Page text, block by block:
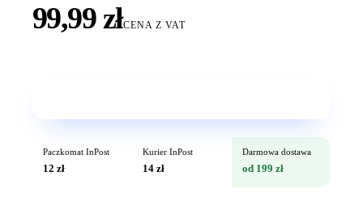
99,99 złCENA Z VAT
Paczkomat InPost
12 zł
Kurier InPost
14 zł
Darmowa dostawa
od 199 zł